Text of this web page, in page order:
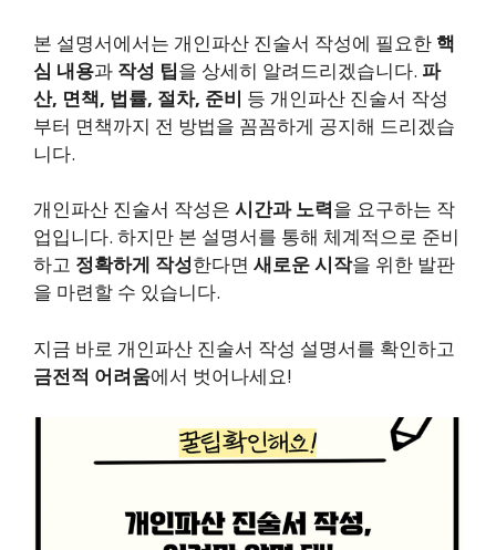
본 설명서에서는 개인파산 진술서 작성에 필요한 핵
심 내용과 작성 팁을 상세히 알려드리겠습니다. 파
산, 면책, 법률, 절차, 준비 등 개인파산 진술서 작성
부터 면책까지 전 방법을 꼼꼼하게 공지해 드리겠습
니다.
개인파산 진술서 작성은 시간과 노력을 요구하는 작
업입니다. 하지만 본 설명서를 통해 체계적으로 준비
하고 정확하게 작성한다면 새로운 시작을 위한 발판
을 마련할 수 있습니다.
지금 바로 개인파산 진술서 작성 설명서를 확인하고
금전적 어려움에서 벗어나세요!